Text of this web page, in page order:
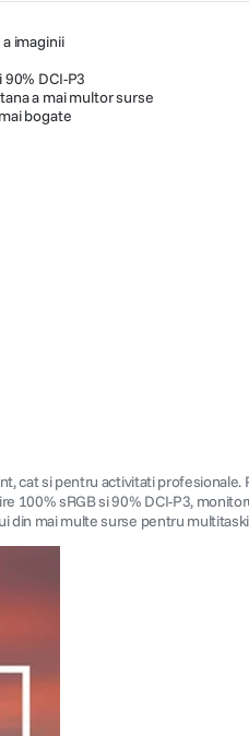
imaginii
DCI-P3
a mai multor surse
bogate
cat si pentru activitati profesionale.
100% sRGB si 90% DCI-P3,
din mai multe surse pentru